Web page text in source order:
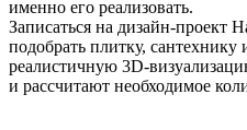
именно его реализовать.
Записаться на дизайн-проект
подобрать плитку, сантехнику
реалистичную 3D-
и рассчитают необходимое